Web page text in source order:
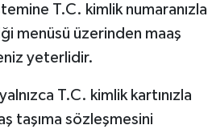
T.C. kimlik numaranızla
menüsü üzerinden maaş
yeterlidir.
T.C. kimlik kartınızla
taşıma sözleşmesini